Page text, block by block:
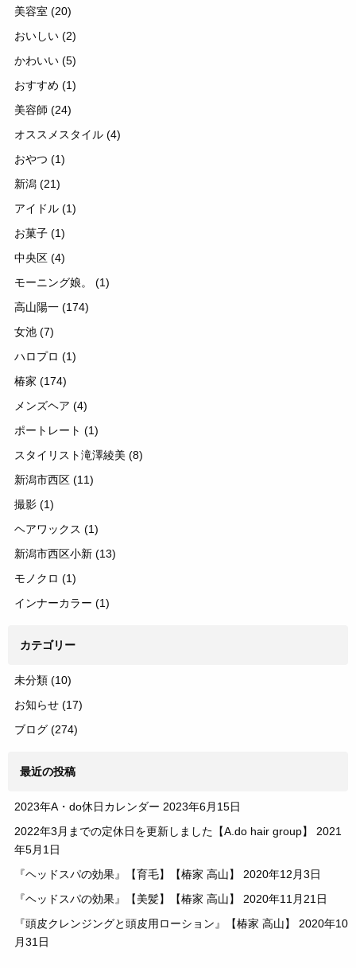
美容室 (20)
おいしい (2)
かわいい (5)
おすすめ (1)
美容師 (24)
オススメスタイル (4)
おやつ (1)
新潟 (21)
アイドル (1)
お菓子 (1)
中央区 (4)
モーニング娘。 (1)
高山陽一 (174)
女池 (7)
ハロプロ (1)
椿家 (174)
メンズヘア (4)
ポートレート (1)
スタイリスト滝澤綾美 (8)
新潟市西区 (11)
撮影 (1)
ヘアワックス (1)
新潟市西区小新 (13)
モノクロ (1)
インナーカラー (1)
カテゴリー
未分類 (10)
お知らせ (17)
ブログ (274)
最近の投稿
2023年A・do休日カレンダー 2023年6月15日
2022年3月までの定休日を更新しました【A.do hair group】
2021
年5月1日
『ヘッドスパの効果』【育毛】【椿家 高山】
2020年12月3日
『ヘッドスパの効果』【美髪】【椿家 高山】
2020年11月21日
『頭皮クレンジングと頭皮用ローション』【椿家 高山】
2020年10
月31日